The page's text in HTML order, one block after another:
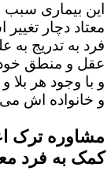
این بیماری
معتاد دچار
فرد به تدریج به
عقل و منطق
و با وجود هر
و خانواده اش می
مشاوره ترک
کمک به فرد